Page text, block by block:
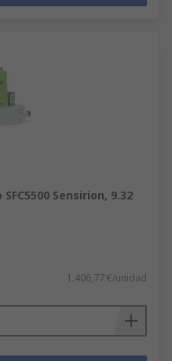
Sensirion, 9.32
1.406,77 €/unidad